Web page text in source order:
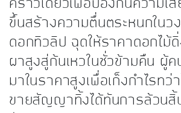
คราวเดียวเพื่อป้องกันความเ
ขึ้นสร้างความตื่นตระหนกในว
ดอกทิวลิป ฉุดให้ราคาดอกไม้
ผาสูงสู่ก้นเหวในชั่วข้ามคืน ผู้
มาในราคาสูงเพื่อเก็งกำไรทว่
ขายสัญญาทิ้งได้ทันการล้วนสิ้